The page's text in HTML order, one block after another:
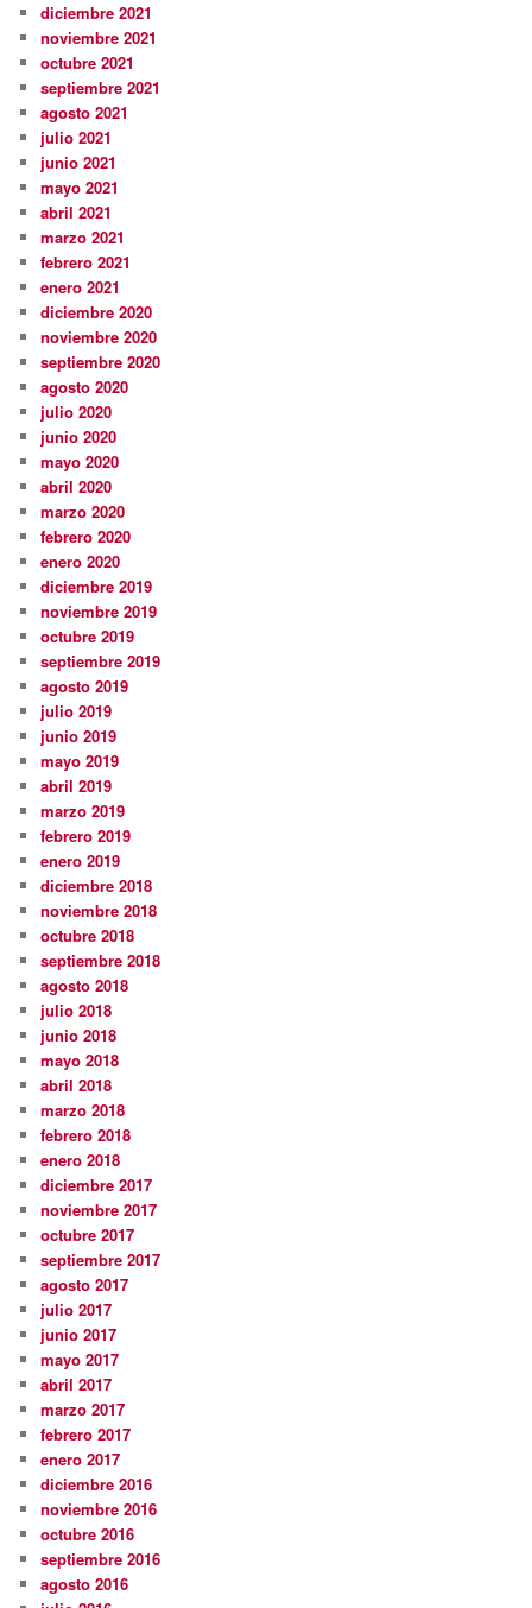
diciembre 2021
noviembre 2021
octubre 2021
septiembre 2021
agosto 2021
julio 2021
junio 2021
mayo 2021
abril 2021
marzo 2021
febrero 2021
enero 2021
diciembre 2020
noviembre 2020
septiembre 2020
agosto 2020
julio 2020
junio 2020
mayo 2020
abril 2020
marzo 2020
febrero 2020
enero 2020
diciembre 2019
noviembre 2019
octubre 2019
septiembre 2019
agosto 2019
julio 2019
junio 2019
mayo 2019
abril 2019
marzo 2019
febrero 2019
enero 2019
diciembre 2018
noviembre 2018
octubre 2018
septiembre 2018
agosto 2018
julio 2018
junio 2018
mayo 2018
abril 2018
marzo 2018
febrero 2018
enero 2018
diciembre 2017
noviembre 2017
octubre 2017
septiembre 2017
agosto 2017
julio 2017
junio 2017
mayo 2017
abril 2017
marzo 2017
febrero 2017
enero 2017
diciembre 2016
noviembre 2016
octubre 2016
septiembre 2016
agosto 2016